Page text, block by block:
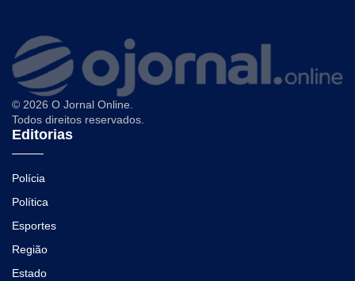
© 2026 O Jornal Online.
Todos direitos reservados.
Editorias
Polícia
Política
Esportes
Região
Estado